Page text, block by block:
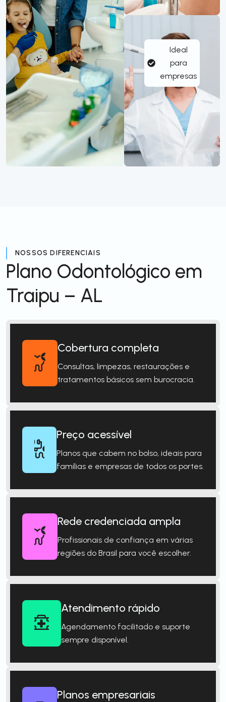
Ideal
para
empresas
NOSSOS DIFERENCIAIS
Plano Odontológico em
Traipu – AL
Cobertura completa
Consultas, limpezas, restaurações e
tratamentos básicos sem burocracia.
Preço acessível
Planos que cabem no bolso, ideais para
famílias e empresas de todos os portes.
Rede credenciada ampla
Profissionais de confiança em várias
regiões do Brasil para você escolher.
Atendimento rápido
Agendamento facilitado e suporte
sempre disponível.
Planos empresariais